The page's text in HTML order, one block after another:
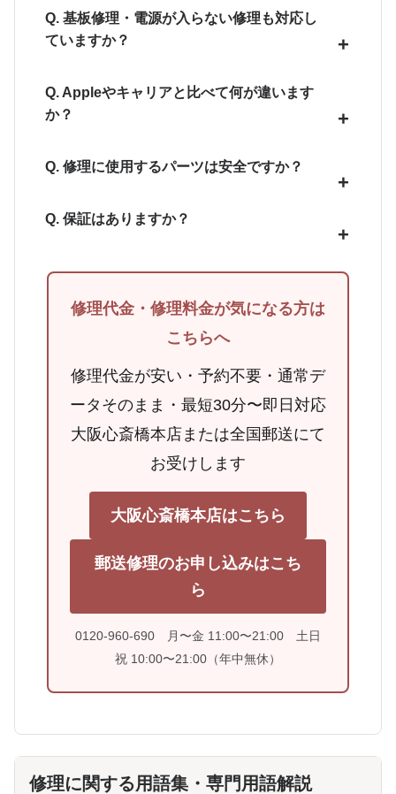
Q. 基板修理・電源が入らない修理も対応し
ていますか？
Q. Appleやキャリアと比べて何が違います
か？
Q. 修理に使用するパーツは安全ですか？
Q. 保証はありますか？
修理代金・修理料金が気になる方は
こちらへ
修理代金が安い・予約不要・通常デ
ータそのまま・最短30分〜即日対応
大阪心斎橋本店または全国郵送にて
お受けします
大阪心斎橋本店はこちら
郵送修理のお申し込みはこち
ら
0120-960-690 月〜金 11:00〜21:00 土日
祝 10:00〜21:00（年中無休）
修理に関する用語集・専門用語解説